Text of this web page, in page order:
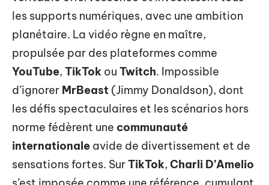
les supports numériques, avec une ambition
planétaire. La vidéo règne en maître,
propulsée par des plateformes comme
YouTube, TikTok ou Twitch. Impossible
d’ignorer MrBeast (Jimmy Donaldson), dont
les défis spectaculaires et les scénarios hors
norme fédèrent une communauté
internationale avide de divertissement et de
sensations fortes. SurTikTok, Charli D’Amelio